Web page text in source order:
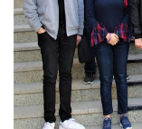
الطلاب
هيئة التدريس
الدراسات العليا